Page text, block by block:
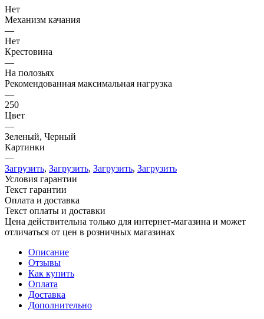
Нет
Механизм качания
—
Нет
Крестовина
—
На полозьях
Рекомендованная максимальная нагрузка
—
250
Цвет
—
Зеленый, Черный
Картинки
—
Загрузить, Загрузить, Загрузить, Загрузить
Условия гарантии
Текст гарантии
Оплата и доставка
Текст оплаты и доставки
Цена действительна только для интернет-магазина и может
отличаться от цен в розничных магазинах
Описание
Отзывы
Как купить
Оплата
Доставка
Дополнительно